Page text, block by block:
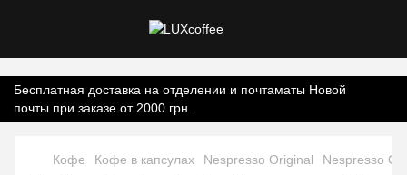
Бесплатная доставка на отделении и почтаматы Новой
почты при заказе от 2000 грн.
Кофе Кофе в капсулах Nespresso Original Nespresso